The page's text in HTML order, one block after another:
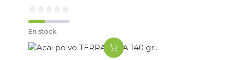
En stock